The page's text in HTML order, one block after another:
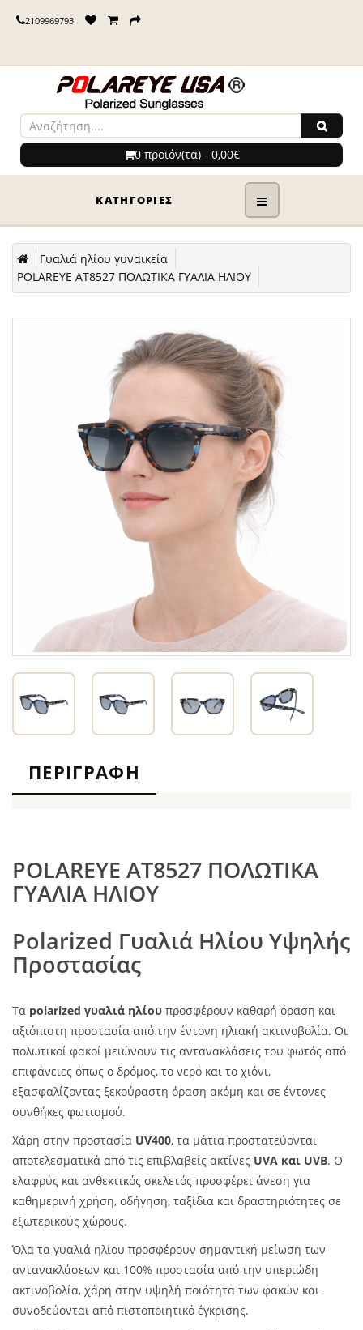
2109969793
0 προϊόν(τα) - 0,00€
ΚΑΤΗΓΟΡΊΕΣ
Γυαλιά ηλίου γυναικεία
POLAREYE AT8527 ΠΟΛΩΤΙΚΑ ΓΥΑΛΙΑ ΗΛΙΟΥ
ΠΕΡΙΓΡΑΦΉ
POLAREYE AT8527 ΠΟΛΩΤΙΚΑ
ΓΥΑΛΙΑ ΗΛΙΟΥ
Polarized Γυαλιά Ηλίου Υψηλής
Προστασίας
Τα polarized γυαλιά ηλίου προσφέρουν καθαρή όραση και
αξιόπιστη προστασία από την έντονη ηλιακή ακτινοβολία. Οι
πολωτικοί φακοί μειώνουν τις αντανακλάσεις του φωτός από
επιφάνειες όπως ο δρόμος, το νερό και το χιόνι,
εξασφαλίζοντας ξεκούραστη όραση ακόμη και σε έντονες
συνθήκες φωτισμού.
Χάρη στην προστασία UV400, τα μάτια προστατεύονται
αποτελεσματικά από τις επιβλαβείς ακτίνες UVA και UVB. Ο
ελαφρύς και ανθεκτικός σκελετός προσφέρει άνεση για
καθημερινή χρήση, οδήγηση, ταξίδια και δραστηριότητες σε
εξωτερικούς χώρους.
Όλα τα γυαλιά ηλίου προσφέρουν σημαντική μείωση των
αντανακλάσεων και 100% προστασία από την υπεριώδη
ακτινοβολία, χάρη στην υψηλή ποιότητα των φακών και
συνοδεύονται από πιστοποιητικό έγκρισης.